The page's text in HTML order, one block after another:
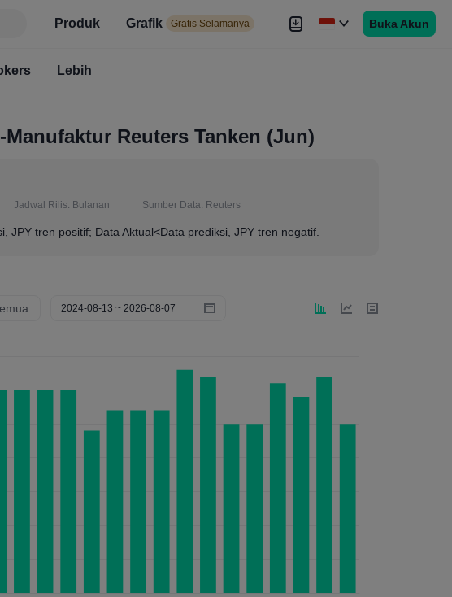
Produk Grafik Gratis Selamanya
Kontes
Buka Akun
Gratis Selamanya
Lebih
Reuters Tanken (Jun)
Jadwal Rilis: Bulanan Sumber Data: Reuters
JPY tren positif; Data Aktual<Data prediksi, JPY tren negatif.